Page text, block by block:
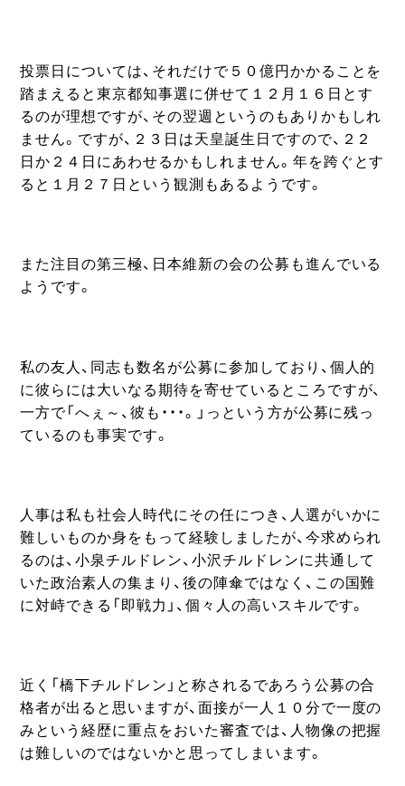
投票日については、それだけで５０億円かかることを
踏まえると東京都知事選に併せて１２月１６日とす
るのが理想ですが、その翌週というのもありかもしれ
ません。ですが、２３日は天皇誕生日ですので、２２
日か２４日にあわせるかもしれません。年を跨ぐとす
ると１月２７日という観測もあるようです。
また注目の第三極、日本維新の会の公募も進んでいる
ようです。
私の友人、同志も数名が公募に参加しており、個人的
に彼らには大いなる期待を寄せているところですが、
一方で「へぇ～、彼も・・・。」っという方が公募に残っ
ているのも事実です。
人事は私も社会人時代にその任につき、人選がいかに
難しいものか身をもって経験しましたが、今求められ
るのは、小泉チルドレン、小沢チルドレンに共通して
いた政治素人の集まり、後の陣傘ではなく、この国難
に対峙できる「即戦力」、個々人の高いスキルです。
近く「橋下チルドレン」と称されるであろう公募の合
格者が出ると思いますが、面接が一人１０分で一度の
みという経歴に重点をおいた審査では、人物像の把握
は難しいのではないかと思ってしまいます。